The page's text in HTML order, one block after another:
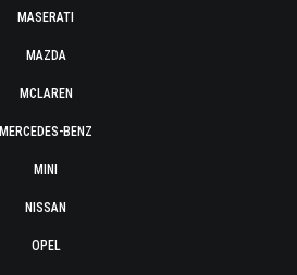
MASERATI
MAZDA
MCLAREN
MERCEDES-BENZ
MINI
NISSAN
OPEL